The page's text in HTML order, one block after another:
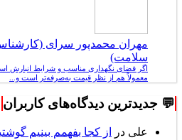
مهران محمدپور سرای
سلامت)
اگر فضای نگهداری مناسب و شرایط انبارش
معمولاً هم از نظر قیمت به‌صرفه‌تر است و...
💬 جدیدترین دیدگاه‌های کاربران
علی در
از کجا بفهمم بینیم